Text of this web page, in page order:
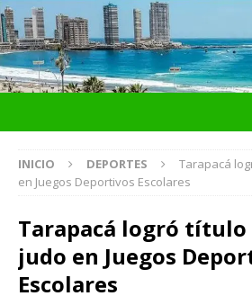
INICIO DEPORTES
Tarapacá
en Juegos Deportivos Escolares
Tarapacá logró título
judo en Juegos
Escolares